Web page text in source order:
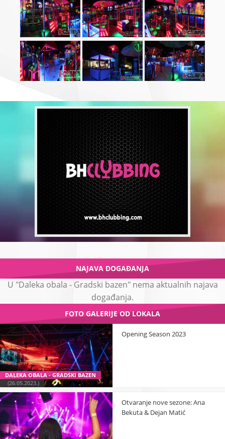
NAJAVA DOGAĐANJA
U "Daleka obala - Gradski bazen" nema aktualnih najava
događanja.
FOTO GALERIJE OD LOKALA
DALEKA OBALA - GRADSKI BAZEN
(26.05.2023.)
Opening Season 2023
Otvaranje nove sezone: Ana
Bekuta & Dejan Matić